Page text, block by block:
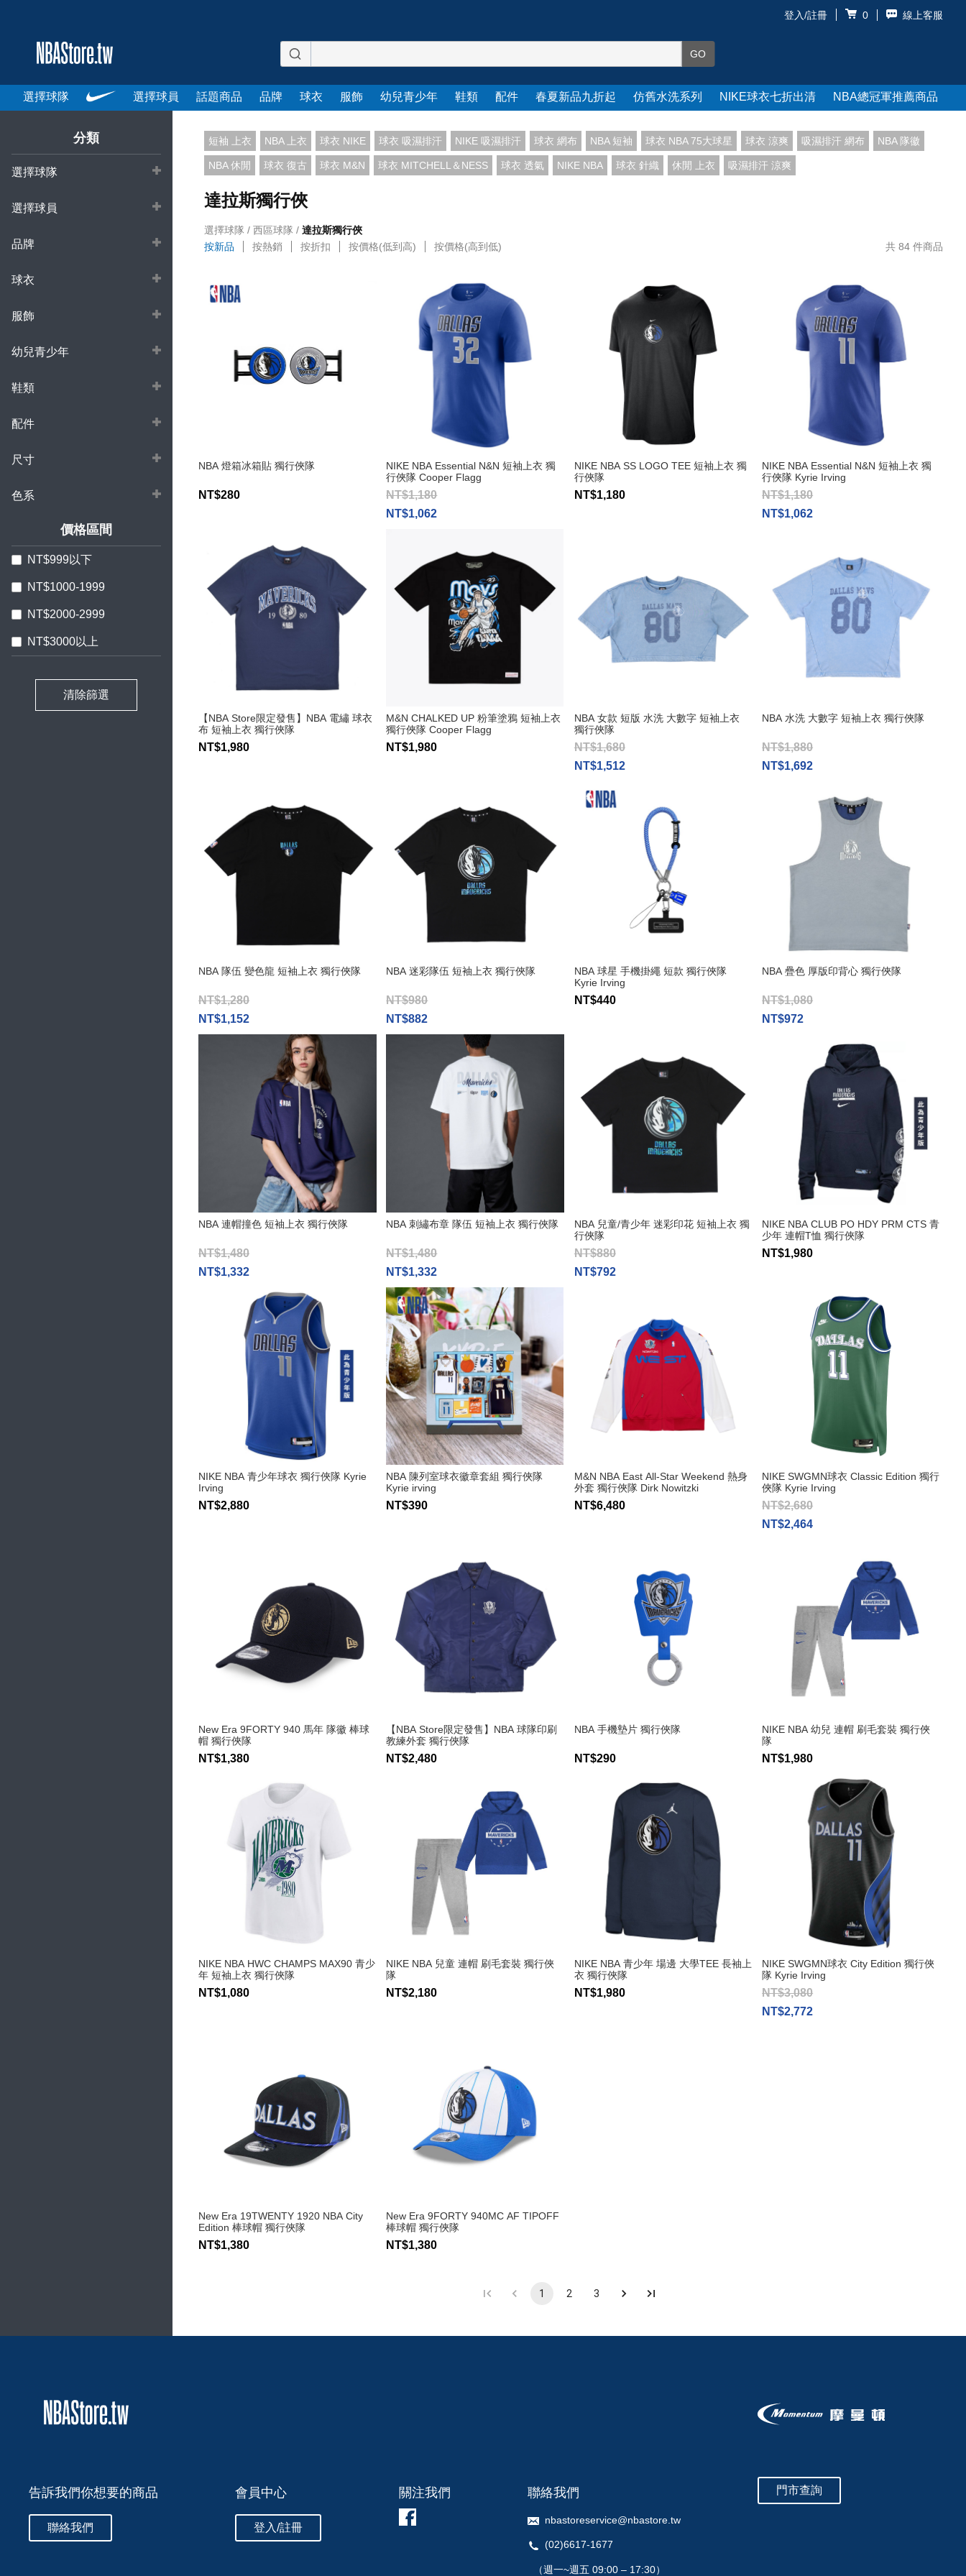
登入/註冊 0 線上客服
選擇球隊 選擇球員 話題商品 品牌 球衣 服飾 幼兒青少年 鞋類 配件 春夏新品九折起 仿舊水洗系列 NIKE球衣七折出清 NBA總冠軍推薦商品
分類
選擇球隊
選擇球員
品牌
球衣
服飾
幼兒青少年
鞋類
配件
尺寸
色系
價格區間
NT$999以下
NT$1000-1999
NT$2000-2999
NT$3000以上
清除篩選
短袖 上衣 NBA 上衣 球衣 NIKE 球衣 吸濕排汗 NIKE 吸濕排汗 球衣 網布 NBA 短袖 球衣 NBA 75大球星 球衣 涼爽 吸濕排汗 網布 NBA 隊徽
NBA 休閒 球衣 復古 球衣 M&N 球衣 MITCHELL＆NESS 球衣 透氣 NIKE NBA 球衣 針織 休閒 上衣 吸濕排汗 涼爽
達拉斯獨行俠
選擇球隊 西區球隊
達拉斯獨行俠
按新品
按熱銷 按折扣 按價格(低到高) 按價格(高到低) 共 84 件商品
NBA 燈箱冰箱貼 獨行俠隊
NT$280
NIKE NBA Essential N&N 短袖上衣 獨
行俠隊 Cooper Flagg
NT$1,180
NT$1,062
NIKE NBA SS LOGO TEE 短袖上衣 獨
行俠隊
NT$1,180
NIKE NBA Essential N&N 短袖上衣 獨
行俠隊 Kyrie Irving
NT$1,180
NT$1,062
【NBA Store限定發售】NBA 電繡 球衣
布 短袖上衣 獨行俠隊
NT$1,980
M&N CHALKED UP 粉筆塗鴉 短袖上衣
獨行俠隊 Cooper Flagg
NT$1,980
NBA 女款 短版 水洗 大數字 短袖上衣
獨行俠隊
NT$1,680
NT$1,512
NBA 水洗 大數字 短袖上衣 獨行俠隊
NT$1,880
NT$1,692
NBA 隊伍 變色龍 短袖上衣 獨行俠隊
NT$1,280
NT$1,152
NBA 迷彩隊伍 短袖上衣 獨行俠隊
NT$980
NT$882
NBA 球星 手機掛繩 短款 獨行俠隊
Kyrie Irving
NT$440
NBA 疊色 厚版印背心 獨行俠隊
NT$1,080
NT$972
NBA 連帽撞色 短袖上衣 獨行俠隊
NT$1,480
NT$1,332
NBA 刺繡布章 隊伍 短袖上衣 獨行俠隊
NT$1,480
NT$1,332
NBA 兒童/青少年 迷彩印花 短袖上衣 獨
行俠隊
NT$880
NT$792
NIKE NBA CLUB PO HDY PRM CTS 青
少年 連帽T恤 獨行俠隊
NT$1,980
NIKE NBA 青少年球衣 獨行俠隊 Kyrie
Irving
NT$2,880
NBA 陳列室球衣徽章套組 獨行俠隊
Kyrie irving
NT$390
M&N NBA East All-Star Weekend 熱身
外套 獨行俠隊 Dirk Nowitzki
NT$6,480
NIKE SWGMN球衣 Classic Edition 獨行
俠隊 Kyrie Irving
NT$2,680
NT$2,464
New Era 9FORTY 940 馬年 隊徽 棒球
帽 獨行俠隊
NT$1,380
【NBA Store限定發售】NBA 球隊印刷
教練外套 獨行俠隊
NT$2,480
NBA 手機墊片 獨行俠隊
NT$290
NIKE NBA 幼兒 連帽 刷毛套裝 獨行俠
隊
NT$1,980
NIKE NBA HWC CHAMPS MAX90 青少
年 短袖上衣 獨行俠隊
NT$1,080
NIKE NBA 兒童 連帽 刷毛套裝 獨行俠
隊
NT$2,180
NIKE NBA 青少年 場邊 大學TEE 長袖上
衣 獨行俠隊
NT$1,980
NIKE SWGMN球衣 City Edition 獨行俠
隊 Kyrie Irving
NT$3,080
NT$2,772
New Era 19TWENTY 1920 NBA City
Edition 棒球帽 獨行俠隊
NT$1,380
New Era 9FORTY 940MC AF TIPOFF
棒球帽 獨行俠隊
NT$1,380
1 2 3
告訴我們你想要的商品
聯絡我們
會員中心
登入/註冊
聯絡我們
nbastoreservice@nbastore.tw
(02)6617-1677
（週一~週五 09:00 – 17:30）
門市查詢
關注我們